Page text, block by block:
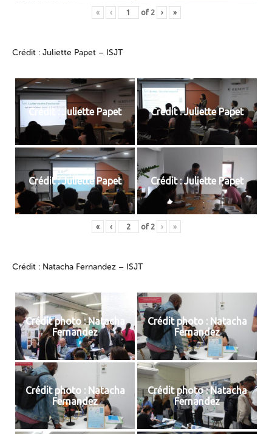
« ‹ of 2 › »
Crédit : Juliette Papet – ISJT
Crédit : Juliette Papet Crédit : Juliette Papet
Crédit : Juliette Papet Crédit : Juliette Papet
« ‹ of 2 › »
Crédit : Natacha Fernandez – ISJT
Crédit photo : Natacha
Fernandez
Crédit photo : Natacha
Fernandez
Crédit photo : Natacha
Fernandez
Crédit photo : Natacha
Fernandez